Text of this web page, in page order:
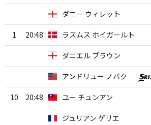
ダニー ウィレット
1 20:48 ラスムス ホイガールト
ダニエル ブラウン
アンドリュー ノバク
10 20:48 ユー チュンアン
ジュリアン ゲリエ